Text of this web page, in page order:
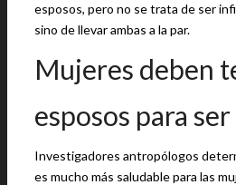
esposos, pero no se trata de ser
sino de llevar ambas a la par.
Mujeres deben
esposos para
Investigadores antropólogos
es mucho más saludable para las